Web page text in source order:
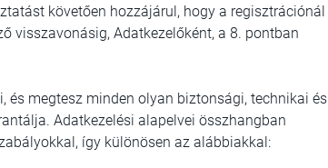
követően hozzájárul, hogy a regisztrációnál
visszavonásig, Adatkezelőként, a 8. pontban
és megtesz minden olyan biztonsági, technikai és
Adatkezelési alapelvei összhangban
így különösen az alábbiakkal: